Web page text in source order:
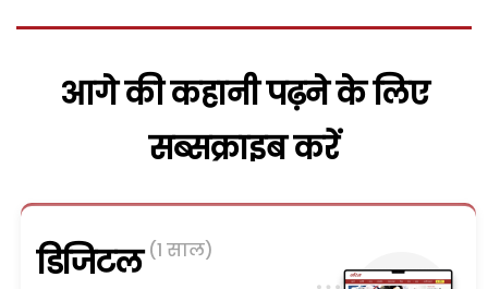
आगे की कहानी पढ़ने के लिए
सब्सक्राइब करें
डिजिटल (1 साल)